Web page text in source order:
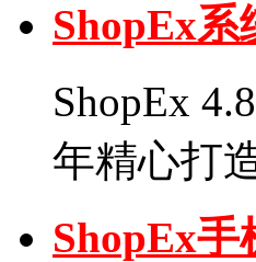
ShopEx
ShopEx
年精心打
ShopEx